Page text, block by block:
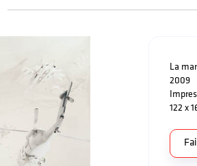
La
2009
122 x